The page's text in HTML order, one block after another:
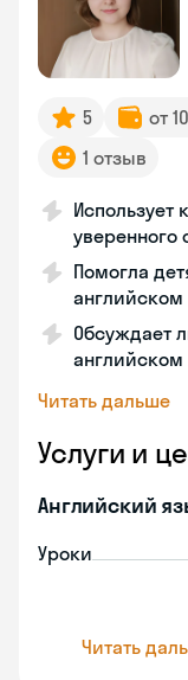
5 от
1 отзыв
Использует
уверенного
Помогла
английском
Обсуждает
Читать дальше
Услуги и
Английский
Уроки
Читать